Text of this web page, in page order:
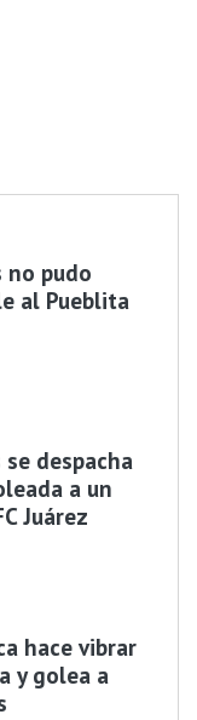
no pudo
al Pueblita
se despacha
a un
Juárez
hace vibrar
y golea a